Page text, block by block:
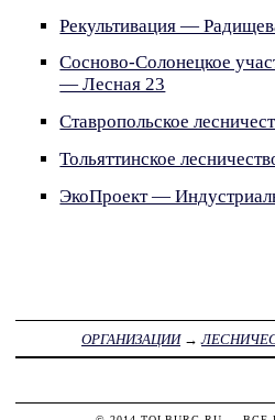
Рекультивация —
Сосново-Солонецкое
— Лесная 23
Ставропольское
Тольяттинское
ЭкоПроект —
ОРГАНИЗАЦИИ→